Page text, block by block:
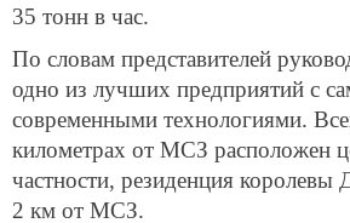
35 тонн в час.
По словам представителей
одно из лучших предприятий с
современными технологиями.
километрах от МСЗ расположен
частности, резиденция королевы
2 км от МСЗ.